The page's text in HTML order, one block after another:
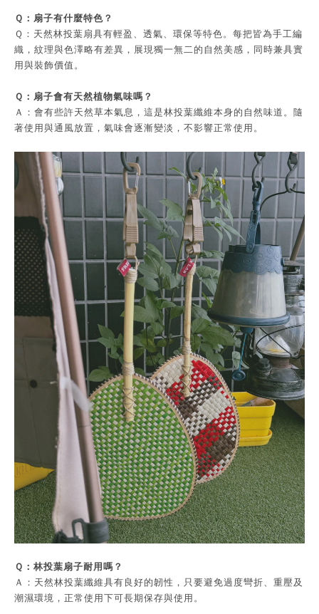
Ｑ：扇子有什麼特色？
Ｑ：天然林投葉扇具有輕盈、透氣、環保等特色。每把皆為手工編
織，紋理與色澤略有差異，展現獨一無二的自然美感，同時兼具實
用與裝飾價值。
Ｑ：扇子會有天然植物氣味嗎？
Ａ：會有些許天然草本氣息，這是林投葉纖維本身的自然味道。隨
著使用與通風放置，氣味會逐漸變淡，不影響正常使用。
Ｑ：林投葉扇子耐用嗎？
Ａ：天然林投葉纖維具有良好的韌性，只要避免過度彎折、重壓及
潮濕環境，正常使用下可長期保存與使用。